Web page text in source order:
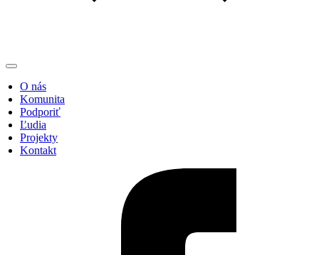
O nás
Komunita
Podporiť
Ľudia
Projekty
Kontakt